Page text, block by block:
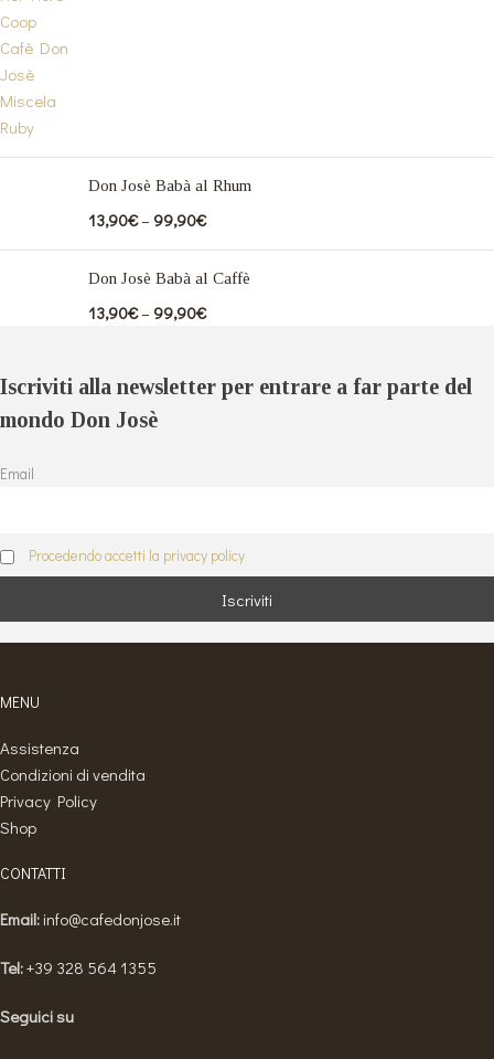
Don Josè Babà al Rhum
13,90€– 99,90€
Don Josè Babà al Caffè
13,90€– 99,90€
Iscriviti alla newsletter per entrare a far parte del
mondo Don Josè
Email
Procedendo accetti la privacy policy
MENU
Assistenza
Condizioni di vendita
Privacy Policy
Shop
CONTATTI
Email: info@cafedonjose.it
Tel:+39 328 564 1355
Seguici su